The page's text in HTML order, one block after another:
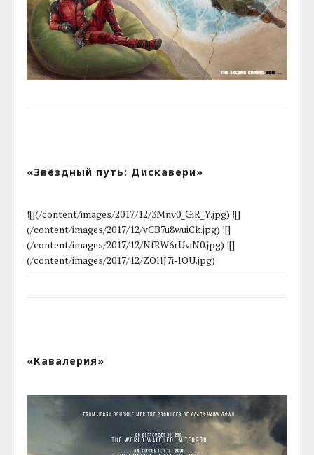
«Звёздный путь: Дискавери»
![](/content/images/2017/12/3Mnv0_GiR_Y.jpg) ![]
(/content/images/2017/12/vCB7u8wuiCk.jpg) ![]
(/content/images/2017/12/NfRW6rUviN0.jpg) ![]
(/content/images/2017/12/ZOllJ7i-lOU.jpg)
«Кавалерия»